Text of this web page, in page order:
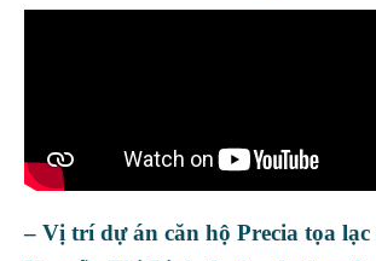
– Vị trí dự án căn hộ Precia tọa